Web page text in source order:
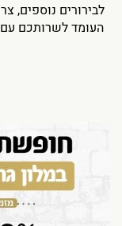
לבירורים נוספים,
העומד לשרותכם עם